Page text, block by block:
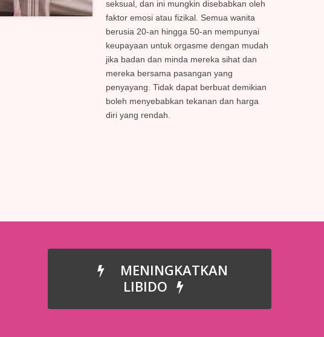
seksual, dan ini mungkin disebabkan oleh
faktor emosi atau fizikal. Semua wanita
berusia 20-an hingga 50-an mempunyai
keupayaan untuk orgasme dengan mudah
jika badan dan minda mereka sihat dan
mereka bersama pasangan yang
penyayang. Tidak dapat berbuat demikian
boleh menyebabkan tekanan dan harga
diri yang rendah.
MENINGKATKAN
LIBIDO